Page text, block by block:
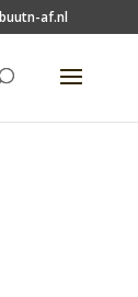
af.nl